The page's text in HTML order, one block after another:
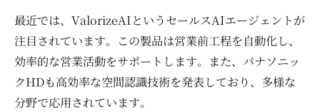
最近では、ValorizeAIというセールスAIエージェントが
注目されています。この製品は営業前工程を自動化し、
効率的な営業活動をサポートします。また、パナソニッ
クHDも高効率な空間認識技術を発表しており、多様な
分野で応用されています。